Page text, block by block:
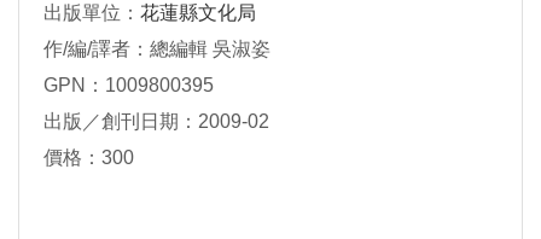
出版單位： 花蓮縣文化局
作/編/譯者：總編輯 吳淑姿
GPN：1009800395
出版／創刊日期：2009-02
價格：300